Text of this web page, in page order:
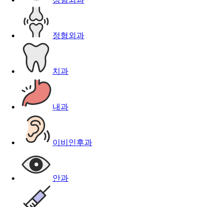
정형외과
치과
내과
이비인후과
안과